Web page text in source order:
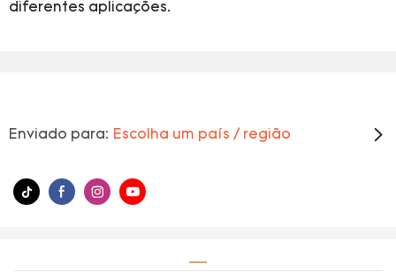
diferentes aplicações.
Enviado para: Escolha um país / região